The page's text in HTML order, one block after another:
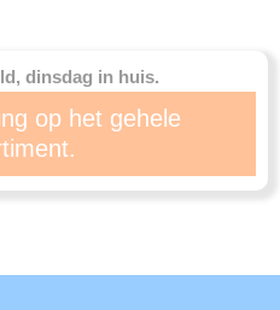
dinsdag in huis.
op het gehele